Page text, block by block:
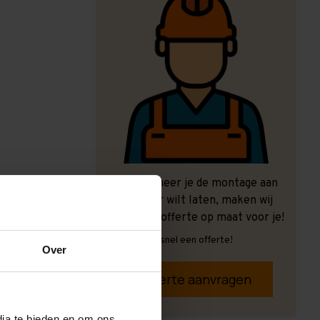
Over
Ook wanneer je de montage aan
ons over wilt laten, maken wij
graag een offerte op maat voor je!
Vrijblijvend, snel een offerte!
Offerte aanvragen